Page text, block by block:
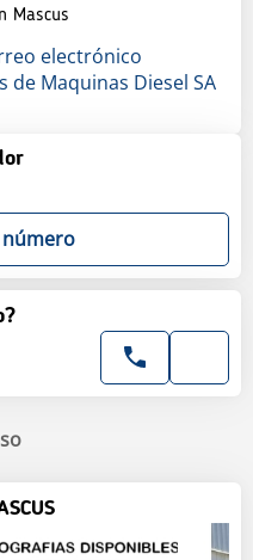
Mascus
electrónico
Maquinas Diesel SA